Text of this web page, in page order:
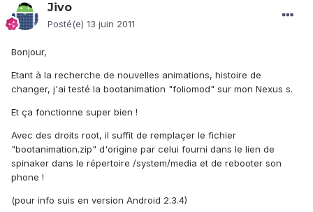
Jivo
Posté(e) 13 juin 2011
Bonjour,
Etant à la recherche de nouvelles animations, histoire de
changer, j'ai testé la bootanimation "foliomod" sur mon Nexus s.
Et ça fonctionne super bien !
Avec des droits root, il suffit de remplaçer le fichier
"bootanimation.zip" d'origine par celui fourni dans le lien de
spinaker dans le répertoire /system/media et de rebooter son
phone !
(pour info suis en version Android 2.3.4)